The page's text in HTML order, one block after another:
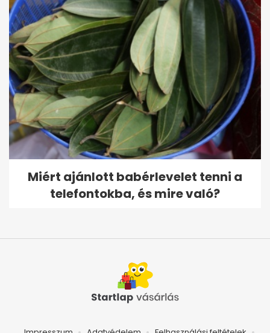
Miért ajánlott babérlevelet tenni a
telefontokba, és mire való?